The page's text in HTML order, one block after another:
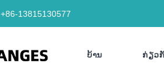
+86-13815130577
ບ້ານ ກ່ຽວ​